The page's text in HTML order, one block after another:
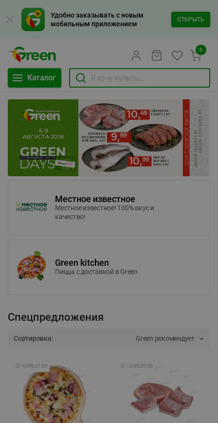
Удобно заказывать с новым
мобильным приложением
ОТКРЫТЬ
Каталог
0
Местное известное
Местное известное! 100% вкус и
качество!
Green kitchen
Пицца c доставкой в Green
Спецпредложения
Сортировка: Green рекомендует
🕘 12:00-21:00 🕘 12:00-20:00